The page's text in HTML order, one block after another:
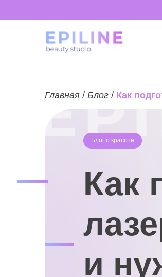
Главная / Блог / Как
Блог о красоте
Как
и